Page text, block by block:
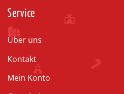
Service
Über uns
Kontakt
Mein Konto